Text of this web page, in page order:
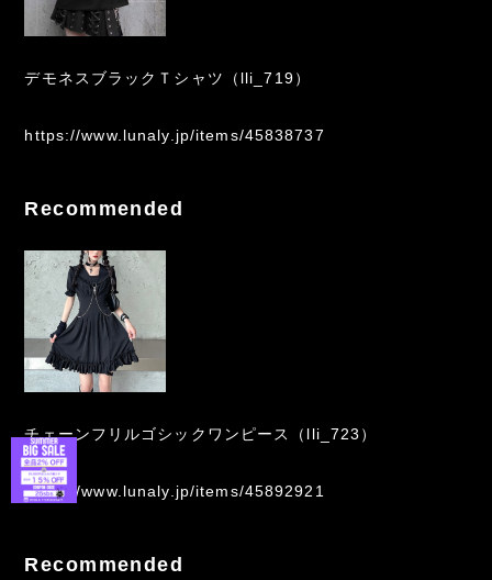
デモネスブラックＴシャツ（lli_719）
https://www.lunaly.jp/items/45838737
Recommended
チェーンフリルゴシックワンピース（lli_723）
https://www.lunaly.jp/items/45892921
Recommended